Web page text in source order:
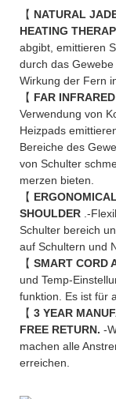
【 NATURAL
HEATING
abgibt, emittieren
durch das
Wirkung der Fern
【 FAR
Verwendung von
Heizpads
Bereiche des
von Schulter
merzen bieten.
【
SHOULDER .-
Schulter bereich
auf Schultern und
【 SMART CORD
und Temp-
funktion. Es ist für
【 3 YEAR
FREE RETURN. -
machen alle
erreichen.